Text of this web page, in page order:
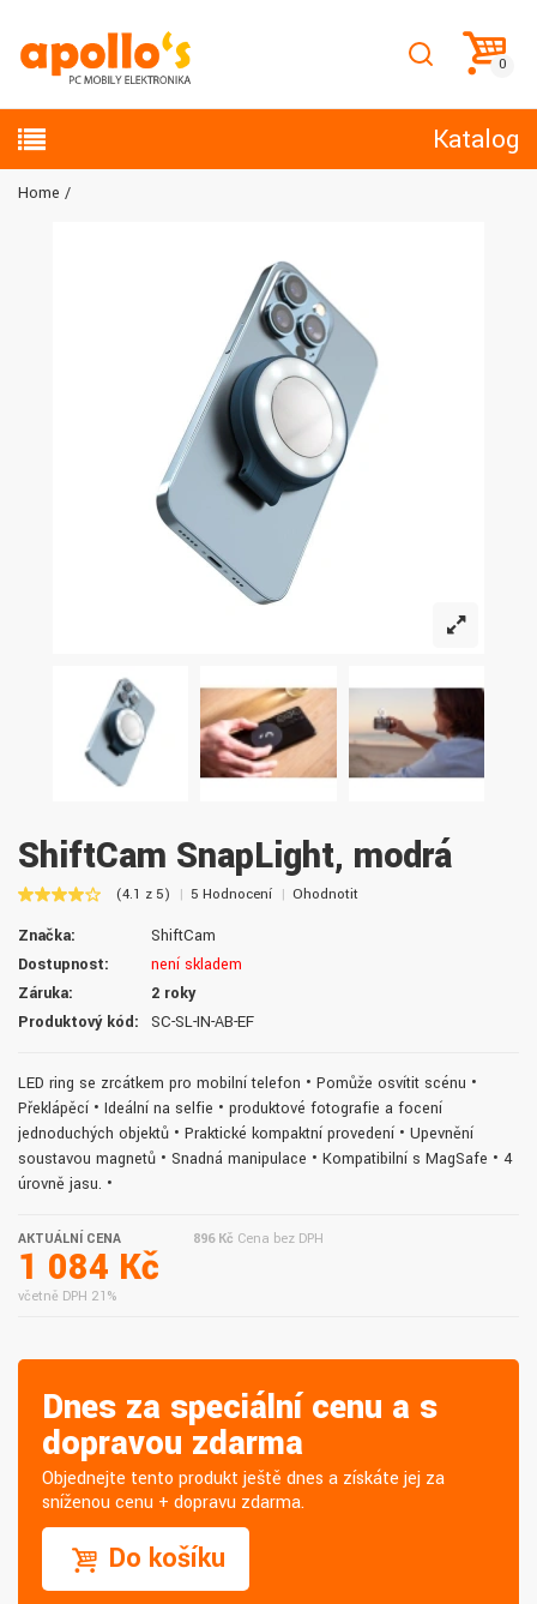
Katalog
Home
ShiftCam SnapLight, modrá
(4.1 z 5) 5 Hodnocení Ohodnotit
Značka:
ShiftCam
Dostupnost:
není skladem
Záruka:
2 roky
Produktový kód:
SC-SL-IN-AB-EF
LED ring se zrcátkem pro mobilní telefon • Pomůže osvítit scénu •
Překlápěcí • Ideální na selfie • produktové fotografie a focení
jednoduchých objektů • Praktické kompaktní provedení • Upevnění
soustavou magnetů • Snadná manipulace • Kompatibilní s MagSafe • 4
úrovně jasu. •
AKTUÁLNÍ CENA
1 084 Kč
včetně DPH 21%
896 Kč Cena bez DPH
Dnes za speciální cenu a s
dopravou zdarma
Objednejte tento produkt ještě dnes a získáte jej za
sníženou cenu + dopravu zdarma.
Do košíku